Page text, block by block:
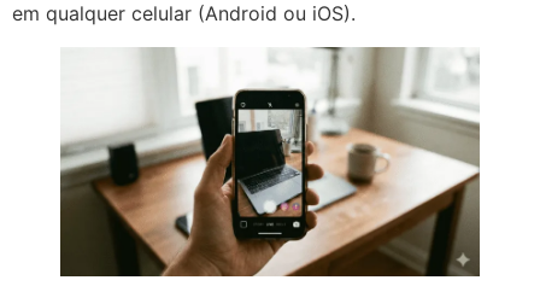
em qualquer celular (Android ou iOS).